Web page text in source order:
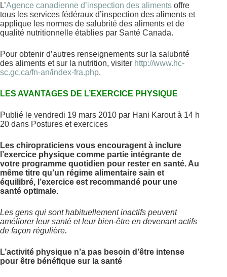
L’Agence canadienne d’inspection des aliments offre
tous les services fédéraux d’inspection des aliments et
applique les normes de salubrité des aliments et de
qualité nutritionnelle établies par Santé Canada.
Pour obtenir d’autres renseignements sur la salubrité
des aliments et sur la nutrition, visiter http://www.hc-
sc.gc.ca/fn-an/index-fra.php.
LES AVANTAGES DE L’EXERCICE PHYSIQUE
Publié le vendredi 19 mars 2010 par Hani Karout à 14 h
20 dans Postures et exercices
Les chiropraticiens vous encouragent à inclure
l’exercice physique comme partie intégrante de
votre programme quotidien pour rester en santé. Au
même titre qu’un régime alimentaire sain et
équilibré, l’exercice est recommandé pour une
santé optimale.
Les gens qui sont habituellement inactifs peuvent
améliorer leur santé et leur bien-être en devenant actifs
de façon régulière.
L’activité physique n’a pas besoin d’être intense
pour être bénéfique sur la santé